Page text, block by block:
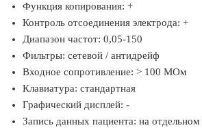
Функция копирования: +
Контроль отсоединения электрода: +
Диапазон частот: 0,05-150
Фильтры: сетевой / антидрейф
Входное сопротивление: > 100 МОм
Клавиатура: стандартная
Графический дисплей: -
Запись данных пациента: на отдельном